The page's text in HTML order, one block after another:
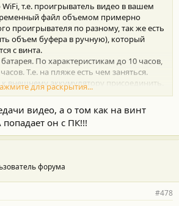
т.е. проигрыватель видео в вашем
файл объемом примерно
проигрывателя по разному, так же есть
объем буфера в ручную), который
с винта.
По характеристикам до 10 часов,
Т.е. на пляже есть чем заняться.
аккумулятору присоединить.
на 2Тb у нас еще не видел. Amazon.com
для раскрытия...
видео, а о том как на винт
попадает он с ПК!!!
форума
#478